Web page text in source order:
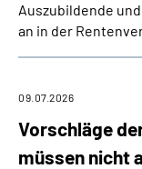
Auszubildende
an in der
Vorschläge
müssen nicht
09.07.2026